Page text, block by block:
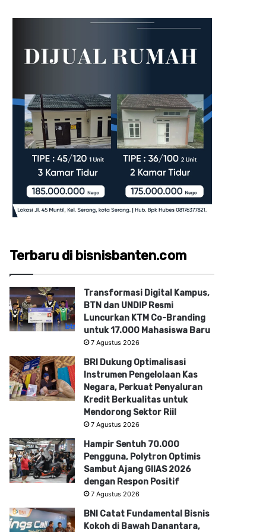
Terbaru di bisnisbanten.com
Transformasi Digital Kampus,
BTN dan UNDIP Resmi
Luncurkan KTM Co-Branding
untuk 17.000 Mahasiswa Baru
7 Agustus 2026
BRI Dukung Optimalisasi
Instrumen Pengelolaan Kas
Negara, Perkuat Penyaluran
Kredit Berkualitas untuk
Mendorong Sektor Riil
7 Agustus 2026
Hampir Sentuh 70.000
Pengguna, Polytron Optimis
Sambut Ajang GIIAS 2026
dengan Respon Positif
7 Agustus 2026
BNI Catat Fundamental Bisnis
Kokoh di Bawah Danantara,